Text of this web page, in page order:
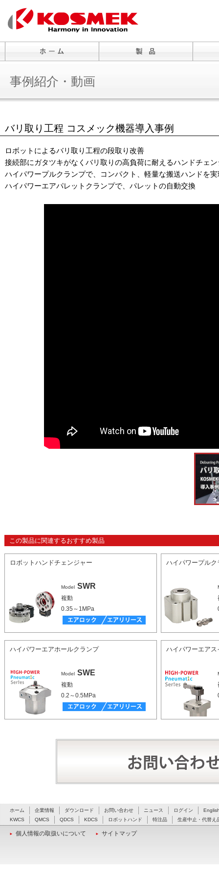
事例紹介・動画
バリ取り工程 コスメック機器導入事例
ロボットによるバリ取り工程の段取り改善
接続部にガタツキがなくバリ取りの高負荷に耐えるハンドチェ
ハイパワープルクランプで、コンパクト、軽量な搬送ハンドを実
ハイパワーエアパレットクランプで、パレットの自動交換
この製品に関連するおすすめ製品
ロボットハンドチェンジャー
Model SWR
複動
0.35～1MPa
ハイパワープルク
ハイパワーエアホールクランプ
Model SWE
複動
0.2～0.5MPa
ハイパワーエア
ホーム 企業情報 ダウンロード お問い合わせ ニュース ログイン
KWCS
QMCS QDCS KDCS ロボットハンド 特注品 生産中止・代替え
個人情報の取扱いについて サイトマップ